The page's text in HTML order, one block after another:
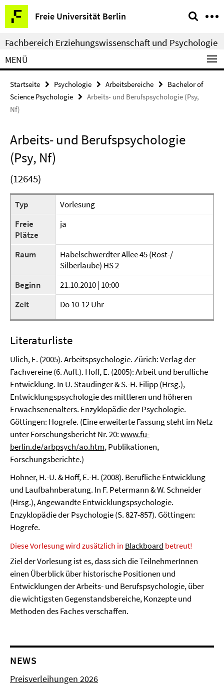
Springe
direkt
zu
Inhalt
Freie Universität Berlin
Service-
Navigation
Fachbereich Erziehungswissenschaft und Psychologie
MENÜ
Startseite Psychologie Arbeitsbereiche
Bachelor of
Science Psychologie
Arbeits- und Berufspsychologie (Psy,
Nf)
Arbeits- und Berufspsychologie
(Psy, Nf)
(12645)
Typ
Vorlesung
Freie
Plätze
ja
Raum
Habelschwerdter Allee 45 (Rost-/
Silberlaube) HS 2
Beginn
21.10.2010 | 10:00
Zeit
Do 10-12 Uhr
Literaturliste
Ulich, E. (2005). Arbeitspsychologie. Zürich: Verlag der
Fachvereine (6. Aufl.). Hoff, E. (2005): Arbeit und berufliche
Entwicklung. In U. Staudinger & S.-H. Filipp (Hrsg.),
Entwicklungspsychologie des mittleren und höheren
Erwachsenenalters. Enzyklopädie der Psychologie.
Göttingen: Hogrefe. (Eine erweiterte Fassung steht im Netz
unter Forschungsbericht Nr. 20:www.fu-
berlin.de/arbpsych/ao.htm, Publikationen,
Forschungsberichte.)
Hohner, H.-U. & Hoff, E.-H. (2008). Berufliche Entwicklung
und Laufbahnberatung. In F. Petermann & W. Schneider
(Hrsg.), Angewandte Entwicklungspsychologie.
Enzyklopädie der Psychologie (S. 827-857). Göttingen:
Hogrefe.
Diese Vorlesung wird zusätzlich in Blackboard betreut!
Ziel der Vorlesung ist es, dass sich die TeilnehmerInnen
einen Überblick über historische Positionen und
Entwicklungen der Arbeits- und Berufspsychologie, über
die wichtigsten Gegenstandsbereiche, Konzepte und
Methoden des Faches verschaffen.
NEWS
Preisverleihungen 2026